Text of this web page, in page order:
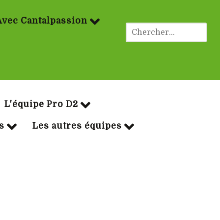
Cantalpassion
L'équipe Pro D2
Les autres équipes